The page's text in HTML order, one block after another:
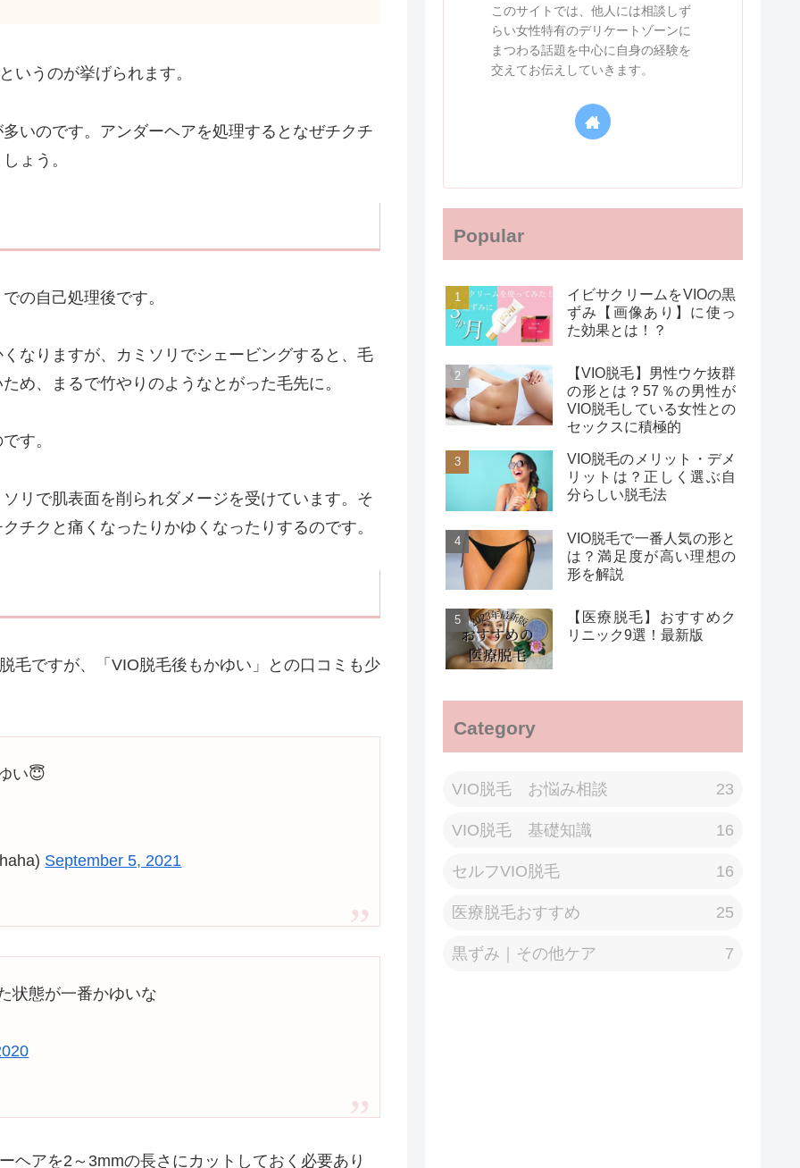
いうのが挙げられます。
いのです。アンダーヘアを処理するとなぜチクチ
ょう。
の自己処理後です。
なりますが、カミソリでシェービングすると、毛
め、まるで竹やりのようなとがった毛先に。
す。
リで肌表面を削られダメージを受けています。そ
チクと痛くなったりかゆくなったりするのです。
毛ですが、「VIO脱毛後もかゆい」との口コミも少
い😇
September 5, 2021
状態が一番かゆいな
ヘアを2～3mmの長さにカットしておく必要あり
このサイトでは、他人には相談しず
らい女性特有のデリケートゾーンに
まつわる話題を中心に自身の経験を
交えてお伝えしていきます。
Popular
イビサクリームをVIOの黒
ずみ【画像あり】に使っ
た効果とは！？
【VIO脱毛】男性ウケ抜群
の形とは？57％の男性が
VIO脱毛している女性との
セックスに積極的
VIO脱毛のメリット・デメ
リットは？正しく選ぶ自
分らしい脱毛法
VIO脱毛で一番人気の形と
は？満足度が高い理想の
形を解説
【医療脱毛】おすすめク
リニック9選！最新版
Category
VIO脱毛 お悩み相談 23
VIO脱毛 基礎知識 16
セルフVIO脱毛 16
医療脱毛おすすめ 25
黒ずみ｜その他ケア 7